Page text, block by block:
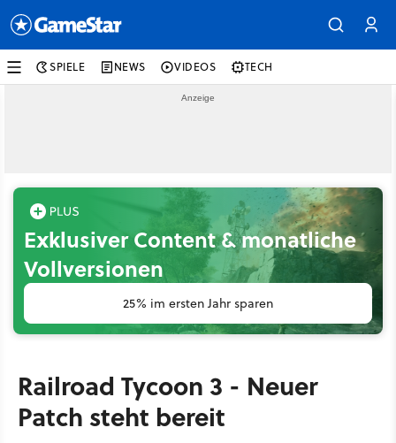
SPIELE NEWS VIDEOS TECH
Exklusiver Content & monatliche
Vollversionen
25% im ersten Jahr sparen
Railroad Tycoon 3 - Neuer
Patch steht bereit